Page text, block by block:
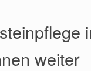
weiter